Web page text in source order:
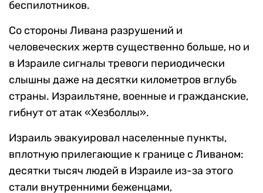
беспилотников.
Со стороны Ливана разрушений и
человеческих жертв существенно больше, но и
в Израиле сигналы тревоги периодически
слышны даже на десятки километров вглубь
страны. Израильтяне, военные и гражданские,
гибнут от атак «Хезболлы».
Израиль эвакуировал населенные пункты,
вплотную прилегающие к границе с Ливаном:
десятки тысяч людей в Израиле из-за этого
стали внутренними беженцами,